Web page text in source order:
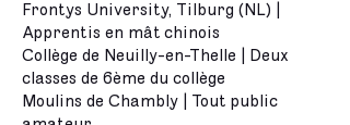
Frontys University, Tilburg (NL) |
Apprentis en mât chinois
Collège de Neuilly-en-Thelle | Deux
classes de 6ème du collège
Moulins de Chambly | Tout public